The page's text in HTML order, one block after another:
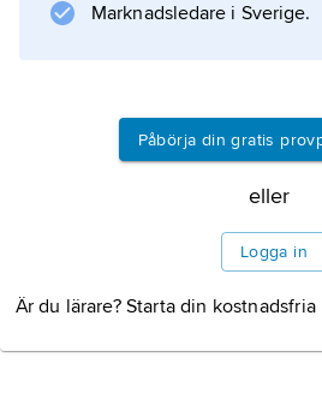
Marknadsledare i Sverige.
Påbörja din gratis
eller
Logga in
Är du lärare? Starta din